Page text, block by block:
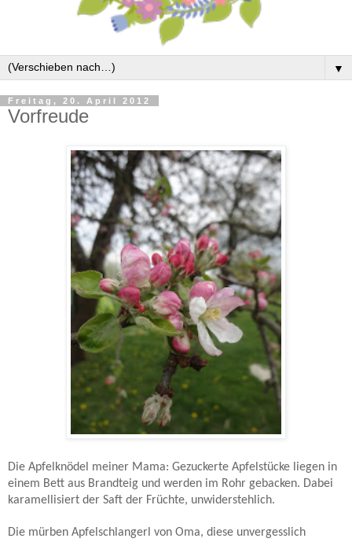
▼
Freitag, 20. April 2012
Vorfreude
Die Apfelknödel meiner Mama: Gezuckerte Apfelstücke liegen in
einem Bett aus Brandteig und werden im Rohr gebacken. Dabei
karamellisiert der Saft der Früchte, unwiderstehlich.
Die mürben Apfelschlangerl von Oma, diese unvergesslich